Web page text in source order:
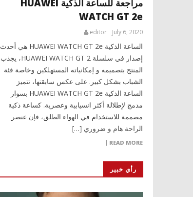
مراجعة للساعة الذكية HUAWEI
WATCH GT 2e
July 6, 2020
editor
الساعة الذكية HUAWEI WATCH GT 2e هي أحدث
إصدار في سلسلة HUAWEI WATCH GT 2، يجذب
المنتج بتصميمه و إمكانياته المستهلكين وخاصة فئة
الشباب بشكل كبير. على عكس سابقتها، تتميز
الساعة الذكية HUAWEI WATCH GT 2e بسوار
مدمج لإطلالة أكثر انسيابية وعصرية. كساعة ذكية
مصممة للاستخدام في الهواء الطلق، فإن عنصر
الراحة هام و ضروري […]
READ MORE
رأي خبير